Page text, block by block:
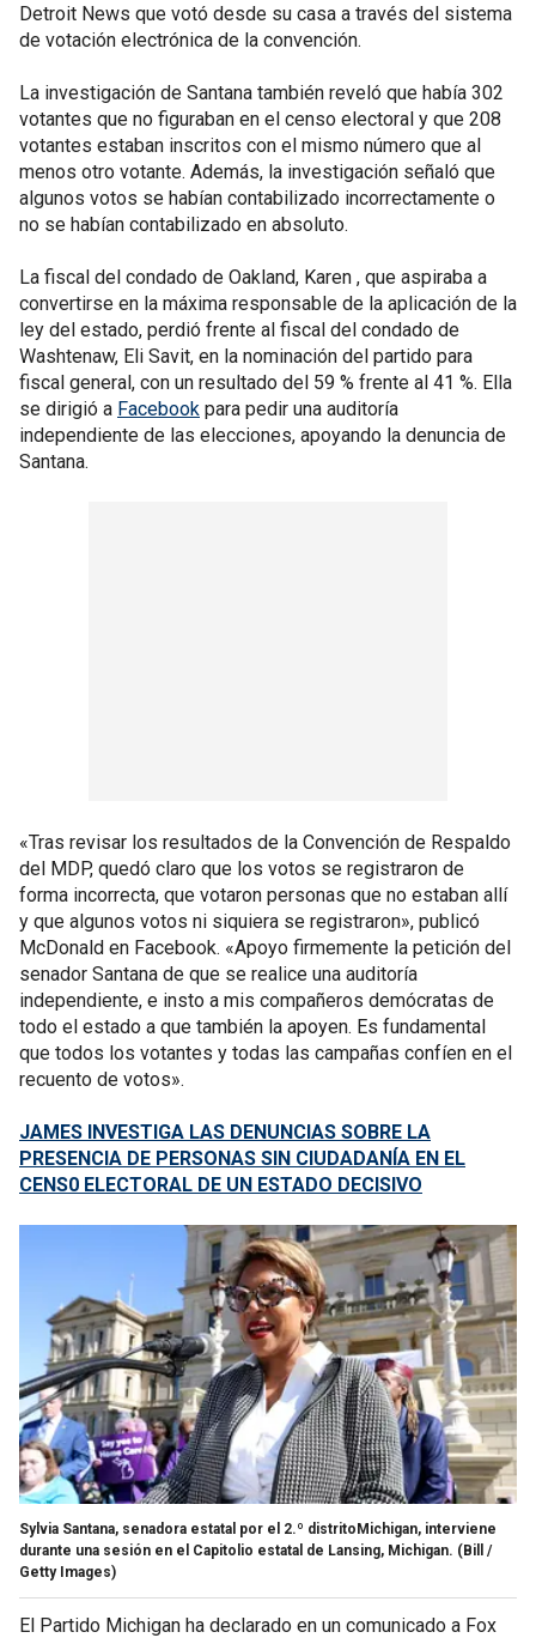
Detroit News que votó desde su casa a través del sistema
de votación electrónica de la convención.
La investigación de Santana también reveló que había 302
votantes que no figuraban en el censo electoral y que 208
votantes estaban inscritos con el mismo número que al
menos otro votante. Además, la investigación señaló que
algunos votos se habían contabilizado incorrectamente o
no se habían contabilizado en absoluto.
La fiscal del condado de Oakland, Karen , que aspiraba a
convertirse en la máxima responsable de la aplicación de la
ley del estado, perdió frente al fiscal del condado de
Washtenaw, Eli Savit, en la nominación del partido para
fiscal general, con un resultado del 59 % frente al 41 %. Ella
se dirigió a Facebook para pedir una auditoría
independiente de las elecciones, apoyando la denuncia de
Santana.
«Tras revisar los resultados de la Convención de Respaldo
del MDP, quedó claro que los votos se registraron de
forma incorrecta, que votaron personas que no estaban allí
y que algunos votos ni siquiera se registraron», publicó
McDonald en Facebook. «Apoyo firmemente la petición del
senador Santana de que se realice una auditoría
independiente, e insto a mis compañeros demócratas de
todo el estado a que también la apoyen. Es fundamental
que todos los votantes y todas las campañas confíen en el
recuento de votos».
JAMES INVESTIGA LAS DENUNCIAS SOBRE LA
PRESENCIA DE PERSONAS SIN CIUDADANÍA EN EL
CENS0 ELECTORAL DE UN ESTADO DECISIVO
Sylvia Santana, senadora estatal por el 2.º distritoMichigan, interviene
durante una sesión en el Capitolio estatal de Lansing, Michigan. (Bill /
Getty Images)
El Partido Michigan ha declarado en un comunicado a Fox